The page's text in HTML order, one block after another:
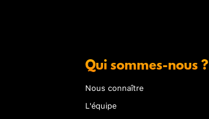
Qui sommes-nous ?
Nous connaître
L'équipe